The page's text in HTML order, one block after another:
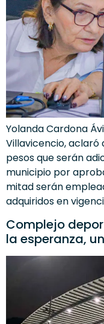
Yolanda Cardona
Villavicencio, aclaró
pesos que serán
municipio por
mitad serán
adquiridos en
Complejo
la esperanza,